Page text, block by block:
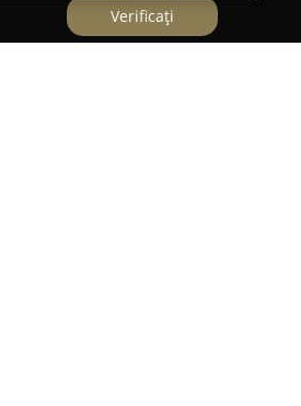
Verificați